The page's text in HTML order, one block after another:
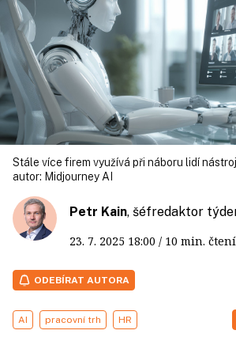
Stále více firem využívá při náboru lidí
autor: Midjourney AI
Petr Kain, šéfredaktor
23. 7. 2025 18:00 / 10 min.
ODEBÍRAT AUTORA
AI pracovní trh HR